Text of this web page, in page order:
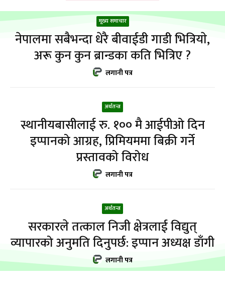
मूख्य समाचार
नेपालमा सबैभन्दा धेरै बीवाईडी गाडी भित्रियाे,
अरू कुन कुन ब्रान्डका कति भित्रिए ?
लगानी पत्र
अर्थतन्त्र
स्थानीयबासीलाई रु. १०० मै आईपीओ दिन
इप्पानको आग्रह, प्रिमियममा बिक्री गर्ने
प्रस्तावको विरोध
लगानी पत्र
अर्थतन्त्र
सरकारले तत्काल निजी क्षेत्रलाई विद्युत्
व्यापारको अनुमति दिनुपर्छ: इप्पान अध्यक्ष डाँगी
लगानी पत्र